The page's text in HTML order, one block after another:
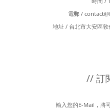
電郵 /
地址 / 台北市大安區
// 訂
輸入您的E-Mail，將